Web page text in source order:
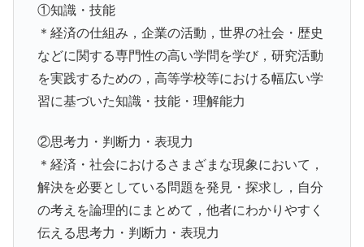
①知識・技能
＊経済の仕組み，企業の活動，世界の社会・歴史
などに関する専門性の高い学問を学び，研究活動
を実践するための，高等学校等における幅広い学
習に基づいた知識・技能・理解能力
②思考力・判断力・表現力
＊経済・社会におけるさまざまな現象において，
解決を必要としている問題を発見・探求し，自分
の考えを論理的にまとめて，他者にわかりやすく
伝える思考力・判断力・表現力